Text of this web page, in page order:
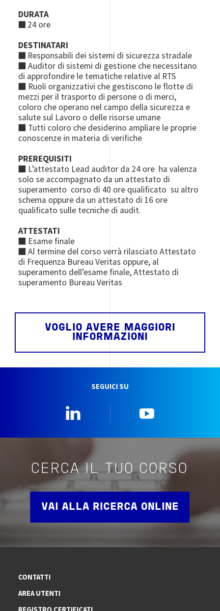
DURATA
■ 24 ore
DESTINATARI
■ Responsabili dei sistemi di sicurezza stradale
■ Auditor di sistemi di gestione che necessitano
di approfondire le tematiche relative al RTS
■ Ruoli organizzativi che gestiscono le flotte di
mezzi per il trasporto di persone o di merci,
coloro che operano nel campo della sicurezza e
salute sul Lavoro o delle risorse umane
■ Tutti coloro che desiderino ampliare le proprie
conoscenze in materia di verifiche
PREREQUISITI
■ L’attestato Lead auditor da 24 ore ha valenza
solo se accompagnato da un attestato di
superamento corso di 40 ore qualificato su altro
schema oppure da un attestato di 16 ore
qualificato sulle tecniche di audit.
ATTESTATI
■ Esame finale
■ Al termine del corso verrà rilasciato Attestato
di Frequenza Bureau Veritas oppure, al
superamento dell’esame finale, Attestato di
superamento Bureau Veritas
VOGLIO AVERE MAGGIORI
INFORMAZIONI
SEGUICI SU
CERCA IL TUO CORSO
VAI ALLA RICERCA ONLINE
CONTATTI
AREA UTENTI